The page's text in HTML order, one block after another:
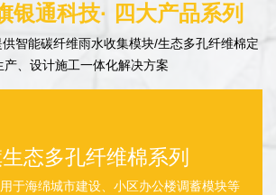
银通科技· 四大产品系列
智能碳纤维雨水收集模块/生态多孔纤维棉定
产、设计施工一体化解决方案
态多孔纤维棉系列
于海绵城市建设、小区办公楼调蓄模块等